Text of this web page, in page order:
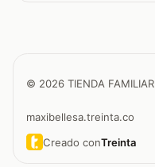
© 2026 TIENDA FAMILIAR
maxibellesa.treinta.co
Creado conTreinta